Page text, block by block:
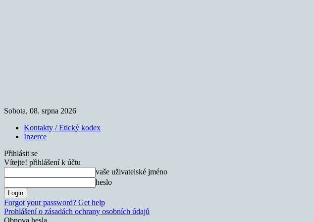
Sobota, 08. srpna 2026
Kontakty / Etický kodex
Inzerce
Přihlásit se
Vítejte! přihlášení k účtu
vaše uživatelské jméno
heslo
Forgot your password? Get help
Prohlášení o zásadách ochrany osobních údajů
Obnova hesla